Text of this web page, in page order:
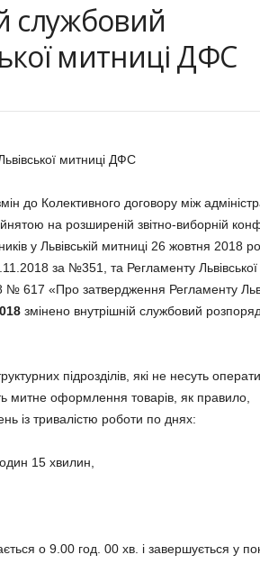
службовий
митниці ДФС
митниці ДФС
до Колективного договору між
на розширеній звітно-виборній
у Львівській митниці 26 жовтня 2018
за №351, та Регламенту
617 «Про затвердження Регламенту
змінено внутрішній службовий
підрозділів, які не несуть
митне оформлення товарів, як правило,
із тривалістю роботи по днях:
15 хвилин,
о 9.00 год. 00 хв. і завершується у